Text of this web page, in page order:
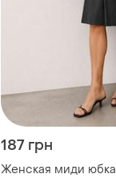
187 грн
Женская миди юбка